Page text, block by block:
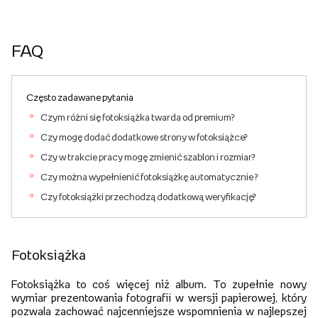
FAQ
Często zadawane pytania
Czym różni się fotoksiążka twarda od premium?
Czy mogę dodać dodatkowe strony w fotoksiążce?
Czy w trakcie pracy mogę zmienić szablon i rozmiar?
Czy można wypełnienić fotoksiążkę automatycznie ?
Czy fotoksiążki przechodzą dodatkową weryfikację?
Fotoksiążka
Fotoksiążka to coś więcej niż album. To zupełnie nowy
wymiar prezentowania fotografii w wersji papierowej, który
pozwala zachować najcenniejsze wspomnienia w najlepszej